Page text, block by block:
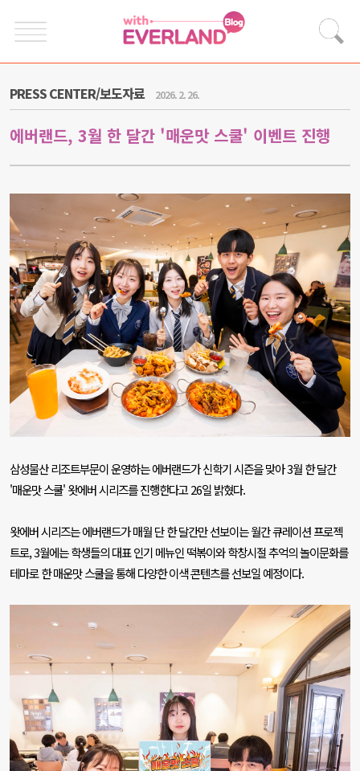
PRESS CENTER/보도자료 2026. 2. 26.
에버랜드, 3월 한 달간 '매운맛 스쿨' 이벤트 진행
삼성물산 리조트부문이 운영하는 에버랜드가 신학기 시즌을 맞아3월 한 달간
'매운맛 스쿨'왓에버 시리즈를 진행한다고26일 밝혔다.
왓에버 시리즈는 에버랜드가 매월 단 한 달간만 선보이는 월간 큐레이션 프로젝
트로, 3월에는 학생들의 대표 인기 메뉴인 떡볶이와 학창시절 추억의 놀이문화를
테마로 한 매운맛 스쿨을 통해 다양한 이색 콘텐츠를 선보일 예정이다.